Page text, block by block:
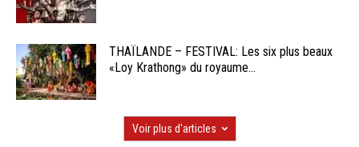
THAÏLANDE – FESTIVAL: Les six plus beaux
«Loy Krathong» du royaume...
Voir plus d'articles